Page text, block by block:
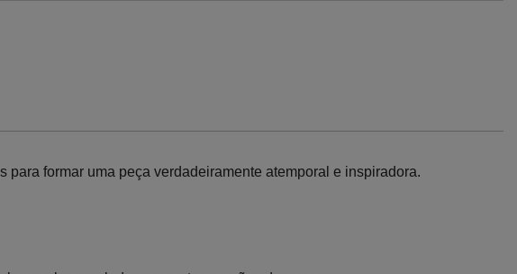
formar uma peça verdadeiramente atemporal e inspiradora.